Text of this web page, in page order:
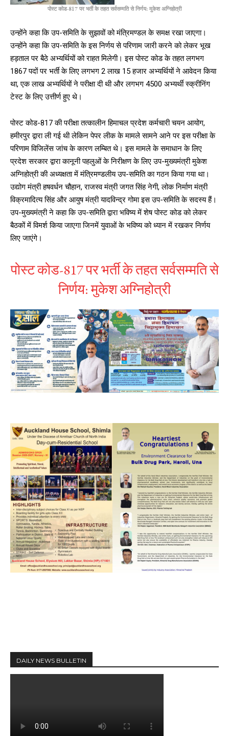
पोस्ट कोड-817 पर भर्ती के तहत सर्वसम्मति से निर्णय: मुकेश अग्निहोत्री
उन्होंने कहा कि उप-समिति के सुझावों को मंत्रिमण्डल के समक्ष रखा जाएगा।
उन्होंने कहा कि उप-समिति के इस निर्णय से परिणाम जारी करने को लेकर भूख
हड़ताल पर बैठे अभ्यर्थियों को राहत मिलेगी। इस पोस्ट कोड के तहत लगभग
1867 पदों पर भर्ती के लिए लगभग 2 लाख 15 हजार अभ्यर्थियों ने आवेदन किया
था, एक लाख अभ्यर्थियों ने परीक्षा दी थी और लगभग 4500 अभ्यर्थी स्क्रीनिंग
टेस्ट के लिए उत्तीर्ण हुए थे।
पोस्ट कोड-817 की परीक्षा तत्कालीन हिमाचल प्रदेश कर्मचारी चयन आयोग,
हमीरपुर द्वारा ली गई थी लेकिन पेपर लीक के मामले सामने आने पर इस परीक्षा के
परिणाम विजिलेंस जांच के कारण लम्बित थे। इस मामले के समाधान के लिए
प्रदेश सरकार द्वारा कानूनी पहलुओं के निरीक्षण के लिए उप-मुख्यमंत्री मुकेश
अग्निहोत्री की अध्यक्षता में मंत्रिमण्डलीय उप-समिति का गठन किया गया था।
उद्योग मंत्री हषवर्धन चौहान, राजस्व मंत्री जगत सिंह नेगी, लोक निर्माण मंत्री
विक्रमादित्य सिंह और आयुष मंत्री यादविन्द्र गोमा इस उप-समिति के सदस्य हैं।
उप-मुख्यमंत्री ने कहा कि उप-समिति द्वारा भविष्य में शेष पोस्ट कोड को लेकर
बैठकों में विमर्श किया जाएगा जिनमें युवाओं के भविष्य को ध्यान में रखकर निर्णय
लिए जाएंगे।
पोस्ट कोड-817 पर भर्ती के तहत सर्वसम्मति से
निर्णय: मुकेश अग्निहोत्री
DAILY NEWS BULLETIN